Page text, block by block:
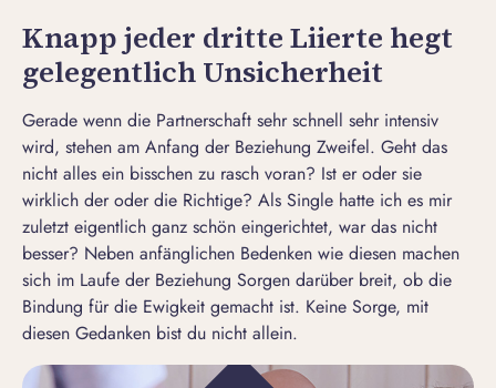
Knapp jeder dritte Liierte hegt
gelegentlich Unsicherheit
Gerade wenn die Partnerschaft sehr schnell sehr intensiv
wird, stehen am Anfang der Beziehung Zweifel. Geht das
nicht alles ein bisschen zu rasch voran? Ist er oder sie
wirklich der oder die Richtige? Als Single hatte ich es mir
zuletzt eigentlich ganz schön eingerichtet, war das nicht
besser? Neben anfänglichen Bedenken wie diesen machen
sich im Laufe der Beziehung Sorgen darüber breit, ob die
Bindung für die Ewigkeit gemacht ist. Keine Sorge, mit
diesen Gedanken bist du nicht allein.